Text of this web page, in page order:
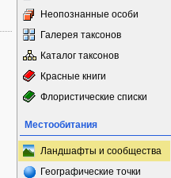
Неопознанные особи
Галерея таксонов
Каталог таксонов
Красные книги
Флористические списки
Местообитания
Ландшафты и сообщества
Географические точки